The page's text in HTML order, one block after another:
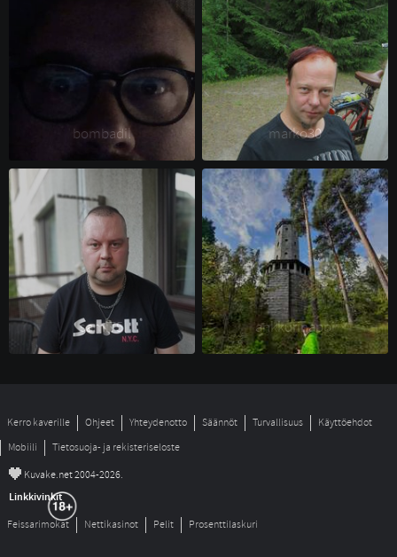
bombadil marko30
sami75 ankkurinappi
Kerro kaverille Ohjeet Yhteydenotto Säännöt Turvallisuus
Käyttöehdot
Mobiili
Tietosuoja- ja rekisteriseloste
© Kuvake.net 2004-2026.
Linkkivinkit
Feissarimokat Nettikasinot Pelit Prosenttilaskuri